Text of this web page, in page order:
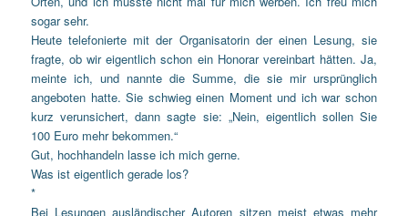
sogar sehr.
Heute telefonierte mit der Organisatorin der einen Lesung, sie
fragte, ob wir eigentlich schon ein Honorar vereinbart hätten. Ja,
meinte ich, und nannte die Summe, die sie mir ursprünglich
angeboten hatte. Sie schwieg einen Moment und ich war schon
kurz verunsichert, dann sagte sie: „Nein, eigentlich sollen Sie
100 Euro mehr bekommen.“
Gut, hochhandeln lasse ich mich gerne.
Was ist eigentlich gerade los?
*
Bei Lesungen ausländischer Autoren sitzen meist etwas mehr